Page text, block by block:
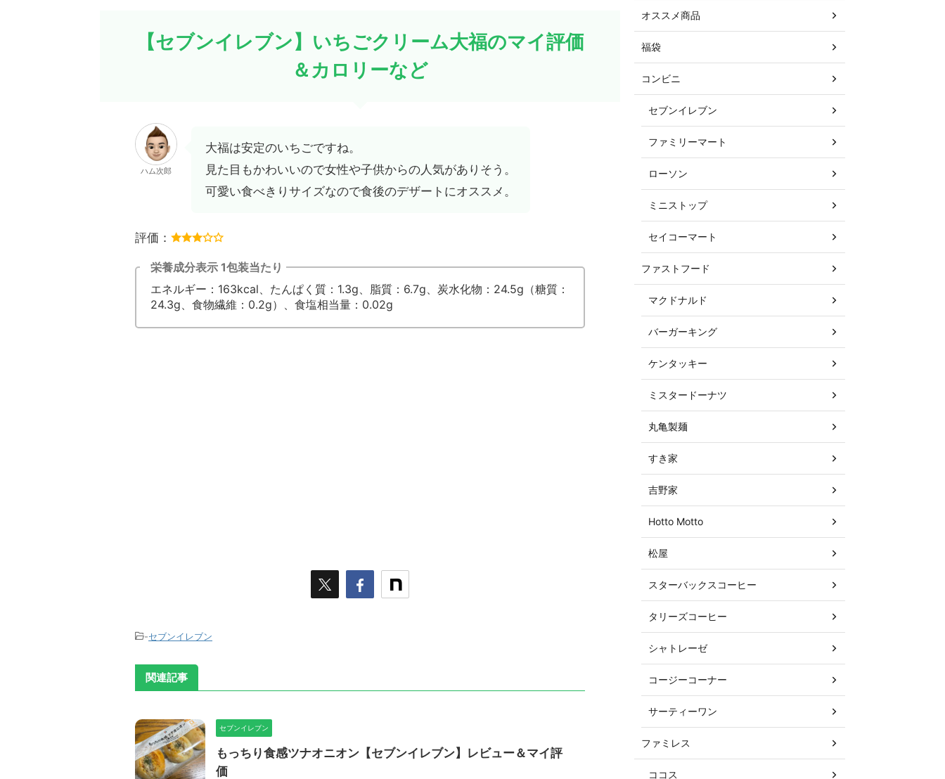
【セブンイレブン】いちごクリーム大福のマイ評価
＆カロリーなど
ハム次郎
大福は安定のいちごですね。
見た目もかわいいので女性や子供からの人気がありそう。
可愛い食べきりサイズなので食後のデザートにオススメ。
評価：
栄養成分表示 1包装当たり
エネルギー：163kcal、たんぱく質：1.3g、脂質：6.7g、炭水化物：24.5g（糖質：
24.3g、食物繊維：0.2g）、食塩相当量：0.02g
-セブンイレブン
関連記事
セブンイレブン
もっちり食感ツナオニオン【セブンイレブン】レビュー＆マイ評
価
オススメ商品
福袋
コンビニ
セブンイレブン
ファミリーマート
ローソン
ミニストップ
セイコーマート
ファストフード
マクドナルド
バーガーキング
ケンタッキー
ミスタードーナツ
丸亀製麺
すき家
吉野家
Hotto Motto
松屋
スターバックスコーヒー
タリーズコーヒー
シャトレーゼ
コージーコーナー
サーティーワン
ファミレス
ココス